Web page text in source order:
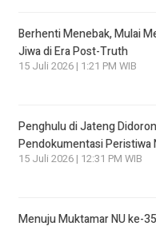
Berhenti Menebak, Mulai
Jiwa di Era Post-Truth
15 Juli 2026 | 1:21 PM WIB
Penghulu di Jateng
Pendokumentasi Peristiwa
15 Juli 2026 | 12:31 PM WIB
Menuju Muktamar NU ke-